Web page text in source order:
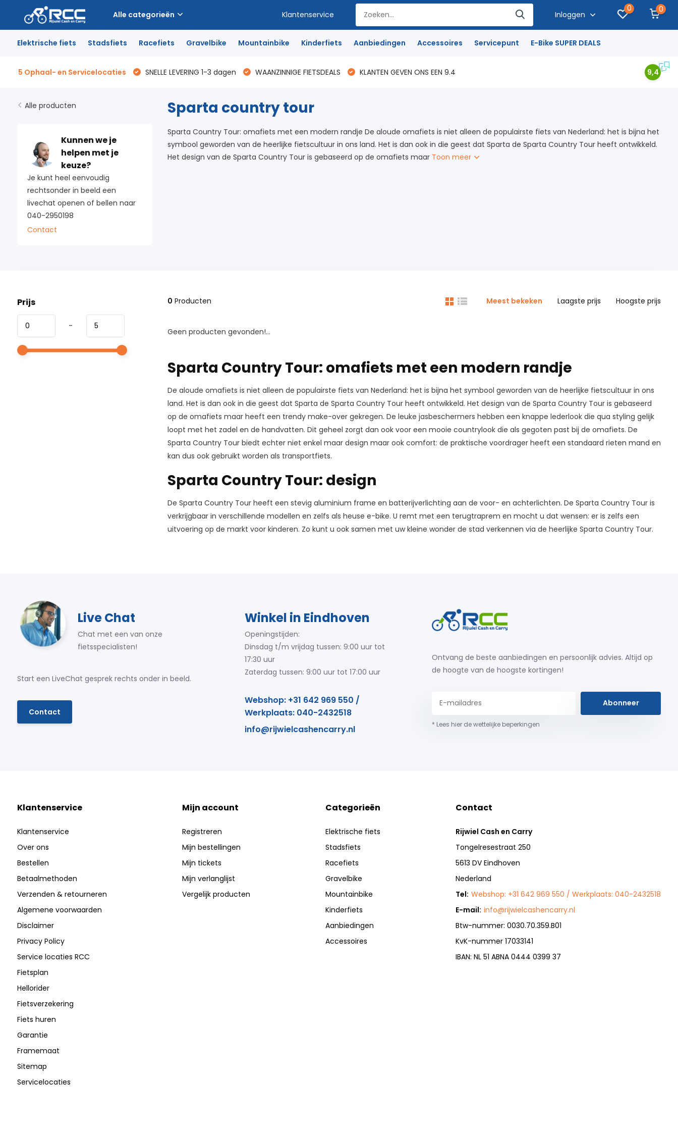
Alle categorieën Klantenservice Inloggen
0 0
Elektrische fiets Stadsfiets Racefiets Gravelbike Mountainbike Kinderfiets Aanbiedingen Accessoires Servicepunt E-Bike SUPER DEALS
5 Ophaal- en Servicelocaties SNELLE LEVERING 1-3 dagen WAANZINNIGE FIETSDEALS KLANTEN GEVEN ONS EEN 9.4 9,4
Alle producten
Kunnen we je
helpen met je
keuze?
Je kunt heel eenvoudig
rechtsonder in beeld een
livechat openen of bellen naar
040-2950198
Contact
Sparta country tour
Sparta Country Tour: omafiets met een modern randje De aloude omafiets is niet alleen de populairste fiets van Nederland: het is bijna het
symbool geworden van de heerlijke fietscultuur in ons land. Het is dan ook in die geest dat Sparta de Sparta Country Tour heeft ontwikkeld.
Het design van de Sparta Country Tour is gebaseerd op de omafiets maar Toon meer
Prijs
-
0 Producten Meest bekeken Laagste prijs Hoogste prijs
Geen producten gevonden!...
Sparta Country Tour: omafiets met een modern randje
De aloude omafiets is niet alleen de populairste fiets van Nederland: het is bijna het symbool geworden van de heerlijke fietscultuur in ons
land. Het is dan ook in die geest dat Sparta de Sparta Country Tour heeft ontwikkeld. Het design van de Sparta Country Tour is gebaseerd
op de omafiets maar heeft een trendy make-over gekregen. De leuke jasbeschermers hebben een knappe lederlook die qua styling gelijk
loopt met het zadel en de handvatten. Dit geheel zorgt dan ook voor een mooie countrylook die als gegoten past bij de omafiets. De
Sparta Country Tour biedt echter niet enkel maar design maar ook comfort: de praktische voordrager heeft een standaard rieten mand en
kan dus ook gebruikt worden als transportfiets.
Sparta Country Tour: design
De Sparta Country Tour heeft een stevig aluminium frame en batterijverlichting aan de voor- en achterlichten. De Sparta Country Tour is
verkrijgbaar in verschillende modellen en zelfs als heuse e-bike. U remt met een terugtraprem en mocht u dat wensen: er is zelfs een
uitvoering op de markt voor kinderen. Zo kunt u ook samen met uw kleine wonder de stad verkennen via de heerlijke Sparta Country Tour.
Live Chat
Chat met een van onze
fietsspecialisten!
Start een LiveChat gesprek rechts onder in beeld.
Contact
Winkel in Eindhoven
Openingstijden:
Dinsdag t/m vrijdag tussen: 9:00 uur tot
17:30 uur
Zaterdag tussen: 9:00 uur tot 17:00 uur
Webshop: +31 642 969 550 /
Werkplaats: 040-2432518
info@rijwielcashencarry.nl
Ontvang de beste aanbiedingen en persoonlijk advies. Altijd op
de hoogte van de hoogste kortingen!
Abonneer
* Lees hier de wettelijke beperkingen
Klantenservice
Klantenservice
Over ons
Bestellen
Betaalmethoden
Verzenden & retourneren
Algemene voorwaarden
Disclaimer
Privacy Policy
Service locaties RCC
Fietsplan
Hellorider
Fietsverzekering
Fiets huren
Garantie
Framemaat
Sitemap
Servicelocaties
Mijn account
Registreren
Mijn bestellingen
Mijn tickets
Mijn verlanglijst
Vergelijk producten
Categorieën
Elektrische fiets
Stadsfiets
Racefiets
Gravelbike
Mountainbike
Kinderfiets
Aanbiedingen
Accessoires
Contact
Rijwiel Cash en Carry
Tongelresestraat 250
5613 DV Eindhoven
Nederland
Tel: Webshop: +31 642 969 550 / Werkplaats: 040-2432518
E-mail: info@rijwielcashencarry.nl
Btw-nummer: 0030.70.359.B01
KvK-nummer 17033141
IBAN: NL 51 ABNA 0444 0399 37